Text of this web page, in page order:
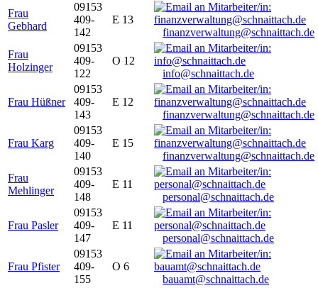
Frau
Gebhard
09153
409-
142
E 13
finanzverwaltung@schnaittach.de
Frau
Holzinger
09153
409-
122
O 12
info@schnaittach.de
Frau Hüßner
09153
409-
143
E 12
finanzverwaltung@schnaittach.de
Frau Karg
09153
409-
140
E 15
finanzverwaltung@schnaittach.de
Frau
Mehlinger
09153
409-
148
E 11
personal@schnaittach.de
Frau Pasler
09153
409-
147
E 11
personal@schnaittach.de
Frau Pfister
09153
409-
155
O 6
bauamt@schnaittach.de